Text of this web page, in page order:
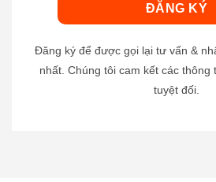
Đăng ký để được gọi lại tư vấn &
nhất. Chúng tôi cam kết các
tuyệt đối.